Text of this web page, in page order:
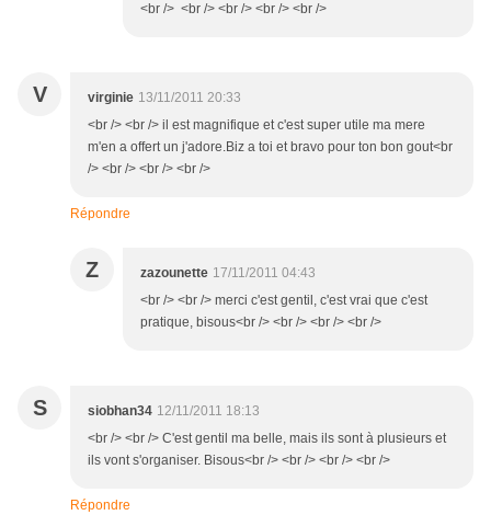
<br /> <br /> <br /> <br /> <br />
V virginie 13/11/2011 20:33
<br /> <br /> il est magnifique et c'est super utile ma mere
m'en a offert un j'adore.Biz a toi et bravo pour ton bon gout<br
/> <br /> <br /> <br />
Répondre
Z zazounette 17/11/2011 04:43
<br /> <br /> merci c'est gentil, c'est vrai que c'est
pratique, bisous<br /> <br /> <br /> <br />
S siobhan34 12/11/2011 18:13
<br /> <br /> C'est gentil ma belle, mais ils sont à plusieurs et
ils vont s'organiser. Bisous<br /> <br /> <br /> <br />
Répondre